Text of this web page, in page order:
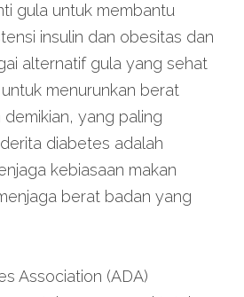
gula untuk membantu
insulin dan obesitas dan
alternatif gula yang sehat
menurunkan berat
yang paling
diabetes adalah
kebiasaan makan
berat badan yang
Association (ADA)